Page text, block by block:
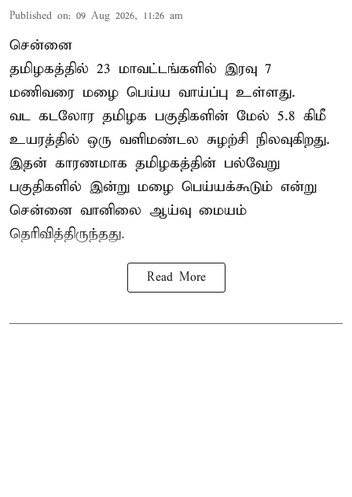
Published on: 09 Aug 2026, 11:26 am
சென்னை
தமிழகத்தில் 23 மாவட்டங்களில் இரவு 7
மணிவரை மழை பெய்ய வாய்ப்பு உள்ளது.
வட கடலோர தமிழக பகுதிகளின் மேல் 5.8 கிமீ
உயரத்தில் ஒரு வளிமண்டல சுழற்சி நிலவுகிறது.
இதன் காரணமாக தமிழகத்தின் பல்வேறு
பகுதிகளில் இன்று மழை பெய்யக்கூடும் என்று
சென்னை வானிலை ஆய்வு மையம்
தெரிவித்திருந்தது.
Read More